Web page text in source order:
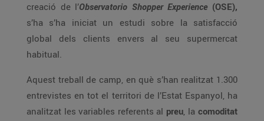
creació de l’Observatorio Shopper Experience (OSE),
s’ha s’ha iniciat un estudi sobre la satisfacció
global dels clients envers al seu supermercat
habitual.
Aquest treball de camp, en què s’han realitzat 1.300
entrevistes en tot el territori de l’Estat Espanyol, ha
analitzat les variables referents al preu, la comoditat